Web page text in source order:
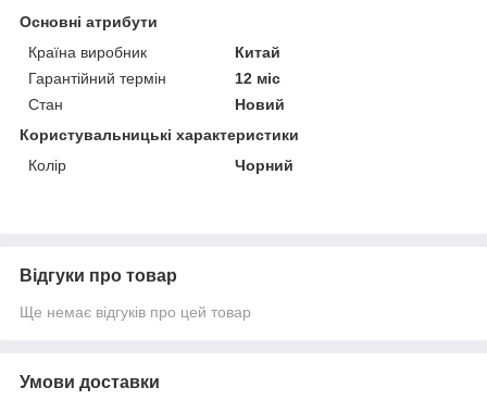
Основні атрибути
Країна виробник
Китай
Гарантійний термін
12 міс
Стан
Новий
Користувальницькі характеристики
Колір
Чорний
Відгуки про товар
Ще немає відгуків про цей товар
Умови доставки